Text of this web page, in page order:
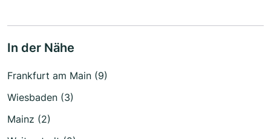
In der Nähe
Frankfurt am Main (9)
Wiesbaden (3)
Mainz (2)